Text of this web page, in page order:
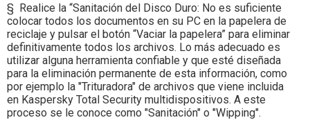
§ Realice la “Sanitación del Disco Duro: No es suficiente
colocar todos los documentos en su PC en la papelera de
reciclaje y pulsar el botón “Vaciar la papelera” para eliminar
definitivamente todos los archivos. Lo más adecuado es
utilizar alguna herramienta confiable y que esté diseñada
para la eliminación permanente de esta información, como
por ejemplo la "Trituradora" de archivos que viene incluida
en Kaspersky Total Security multidispositivos. A este
proceso se le conoce como "Sanitación" o "Wipping".